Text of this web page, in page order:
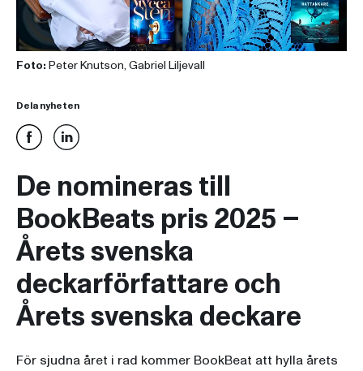
Foto: Peter Knutson, Gabriel Liljevall
Dela nyheten
De nomineras till
BookBeats pris 2025 –
Årets svenska
deckarförfattare och
Årets svenska deckare
För sjudna året i rad kommer BookBeat att hylla årets